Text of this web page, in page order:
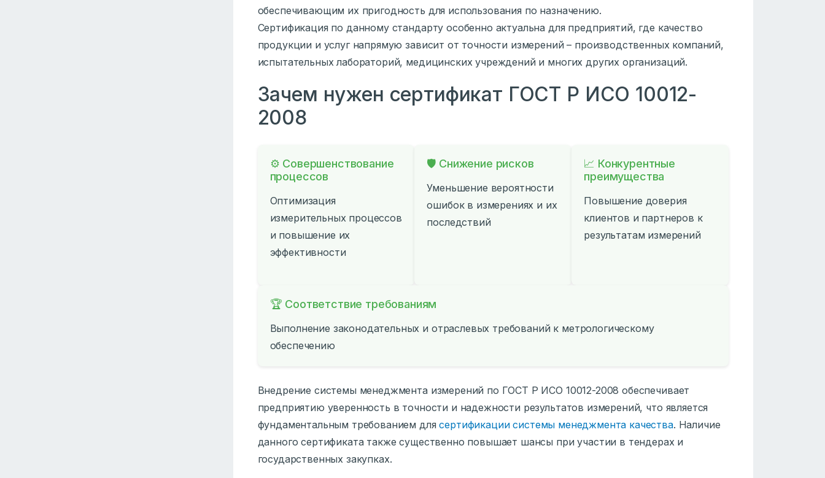
обеспечивающим их пригодность для использования по назначению.
Сертификация по данному стандарту особенно актуальна для предприятий, где качество
продукции и услуг напрямую зависит от точности измерений – производственных компаний,
испытательных лабораторий, медицинских учреждений и многих других организаций.
Зачем нужен сертификат ГОСТ Р ИСО 10012-
2008
⚙️ Совершенствование
процессов
Оптимизация
измерительных процессов
и повышение их
эффективности
🛡️ Снижение рисков
Уменьшение вероятности
ошибок в измерениях и их
последствий
📈 Конкурентные
преимущества
Повышение доверия
клиентов и партнеров к
результатам измерений
🏆 Соответствие требованиям
Выполнение законодательных и отраслевых требований к метрологическому
обеспечению
Внедрение системы менеджмента измерений по ГОСТ Р ИСО 10012-2008 обеспечивает
предприятию уверенность в точности и надежности результатов измерений, что является
фундаментальным требованием длясертификации системы менеджмента качества. Наличие
данного сертификата также существенно повышает шансы при участии в тендерах и
государственных закупках.